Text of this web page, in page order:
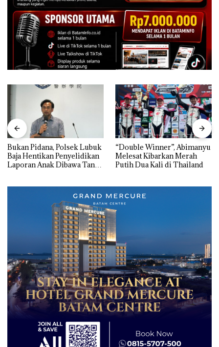
Bukan Pidana, Polsek Lubuk
Baja Hentikan Penyelidikan
Laporan Anak Dibawa Tanpa
“Double Winner”, Abimanyu
Melesat Kibarkan Merah
Putih Dua Kali di Thailand